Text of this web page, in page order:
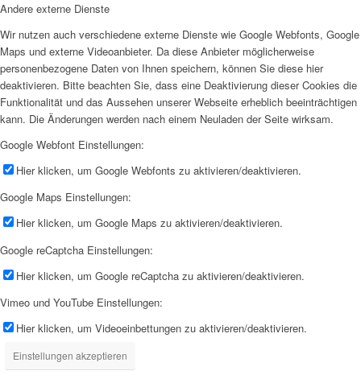
Andere externe Dienste
Wir nutzen auch verschiedene externe Dienste wie Google Webfonts, Google
Maps und externe Videoanbieter. Da diese Anbieter möglicherweise
personenbezogene Daten von Ihnen speichern, können Sie diese hier
deaktivieren. Bitte beachten Sie, dass eine Deaktivierung dieser Cookies die
Funktionalität und das Aussehen unserer Webseite erheblich beeinträchtigen
kann. Die Änderungen werden nach einem Neuladen der Seite wirksam.
Google Webfont Einstellungen:
Hier klicken, um Google Webfonts zu aktivieren/deaktivieren.
Google Maps Einstellungen:
Hier klicken, um Google Maps zu aktivieren/deaktivieren.
Google reCaptcha Einstellungen:
Hier klicken, um Google reCaptcha zu aktivieren/deaktivieren.
Vimeo und YouTube Einstellungen:
Hier klicken, um Videoeinbettungen zu aktivieren/deaktivieren.
Einstellungen akzeptieren